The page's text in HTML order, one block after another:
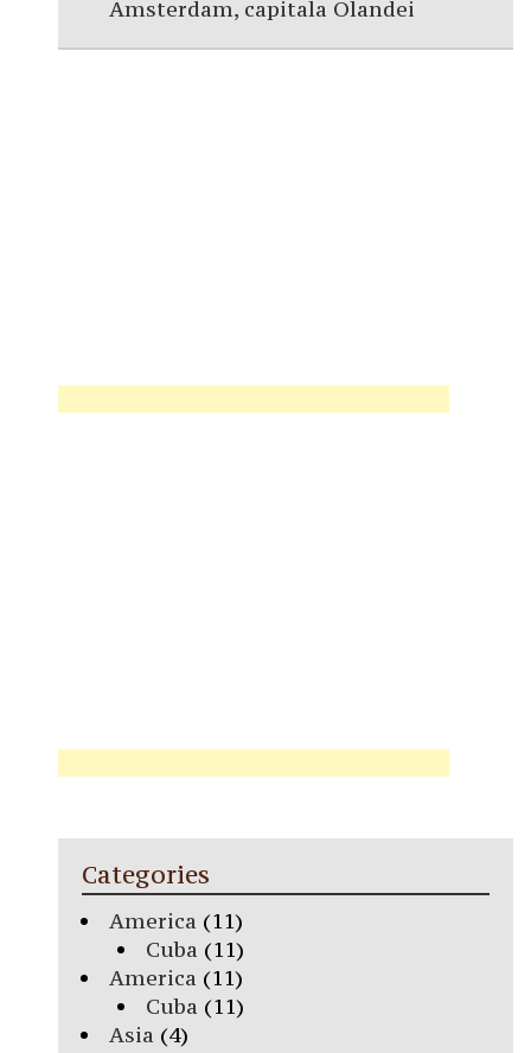
Amsterdam, capitala Olandei
Categories
America (11)
Cuba (11)
America (11)
Cuba (11)
Asia (4)